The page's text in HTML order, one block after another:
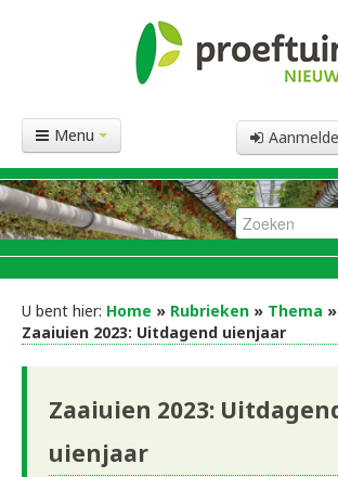
Menu
U bent hier: Home » Rubrieken » Thema »
Zaaiuien 2023: Uitdagend uienjaar
Zaaiuien 2023:
uienjaar